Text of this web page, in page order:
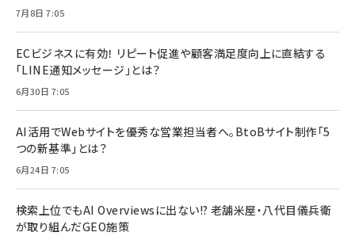
7月8日 7:05
ECビジネスに有効！ リピート促進や顧客満足度向上に直結する
「LINE通知メッセージ」とは？
6月30日 7:05
AI活用でWebサイトを優秀な営業担当者へ。BtoBサイト制作「5
つの新基準」とは？
6月24日 7:05
検索上位でもAI Overviewsに出ない!? 老舗米屋・八代目儀兵衛
が取り組んだGEO施策